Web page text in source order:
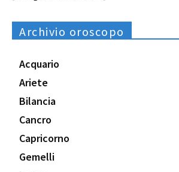
Archivio oroscopo
Acquario
Ariete
Bilancia
Cancro
Capricorno
Gemelli